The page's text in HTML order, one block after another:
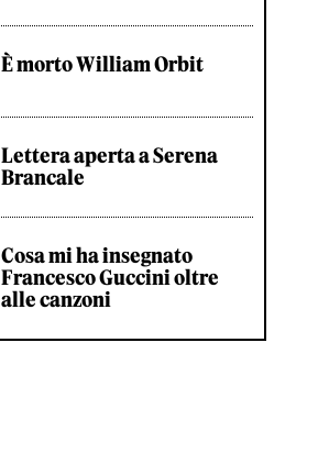
È morto William Orbit
Lettera aperta a Serena
Brancale
Cosa mi ha insegnato
Francesco Guccini oltre
alle canzoni